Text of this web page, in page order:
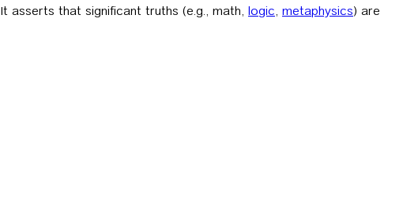
asserts that significant truths (e.g., math, logic, metaphysics) are